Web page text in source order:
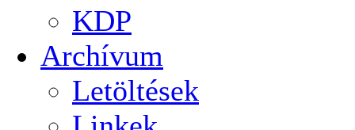
KDP
Archívum
Letöltések